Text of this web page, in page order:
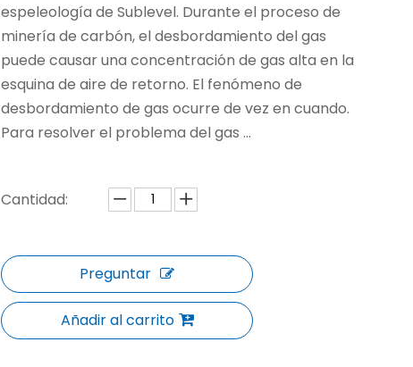
espeleología de Sublevel. Durante el proceso de
minería de carbón, el desbordamiento del gas
puede causar una concentración de gas alta en la
esquina de aire de retorno. El fenómeno de
desbordamiento de gas ocurre de vez en cuando.
Para resolver el problema del gas ...
Cantidad:
Preguntar
Añadir al carrito